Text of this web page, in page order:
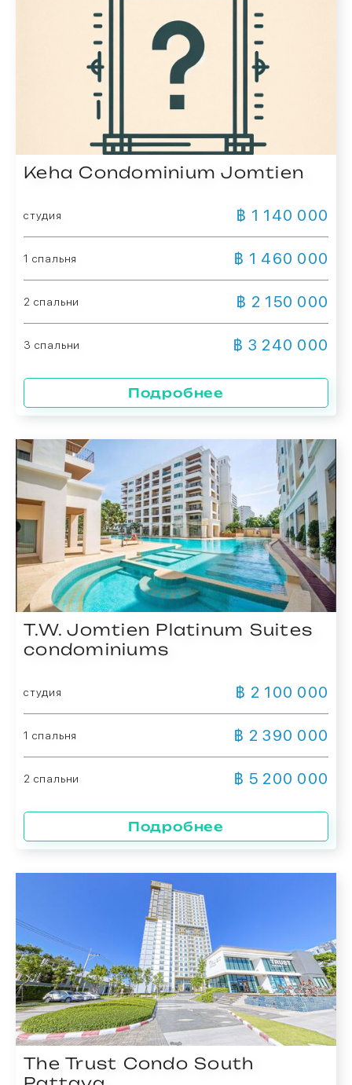
Keha Condominium Jomtien
студия ฿ 1 140 000
1 спальня ฿ 1 460 000
2 спальни ฿ 2 150 000
3 спальни ฿ 3 240 000
Подробнее
T.W. Jomtien Platinum Suites
condominiums
студия ฿ 2 100 000
1 спальня ฿ 2 390 000
2 спальни ฿ 5 200 000
Подробнее
The Trust Condo South